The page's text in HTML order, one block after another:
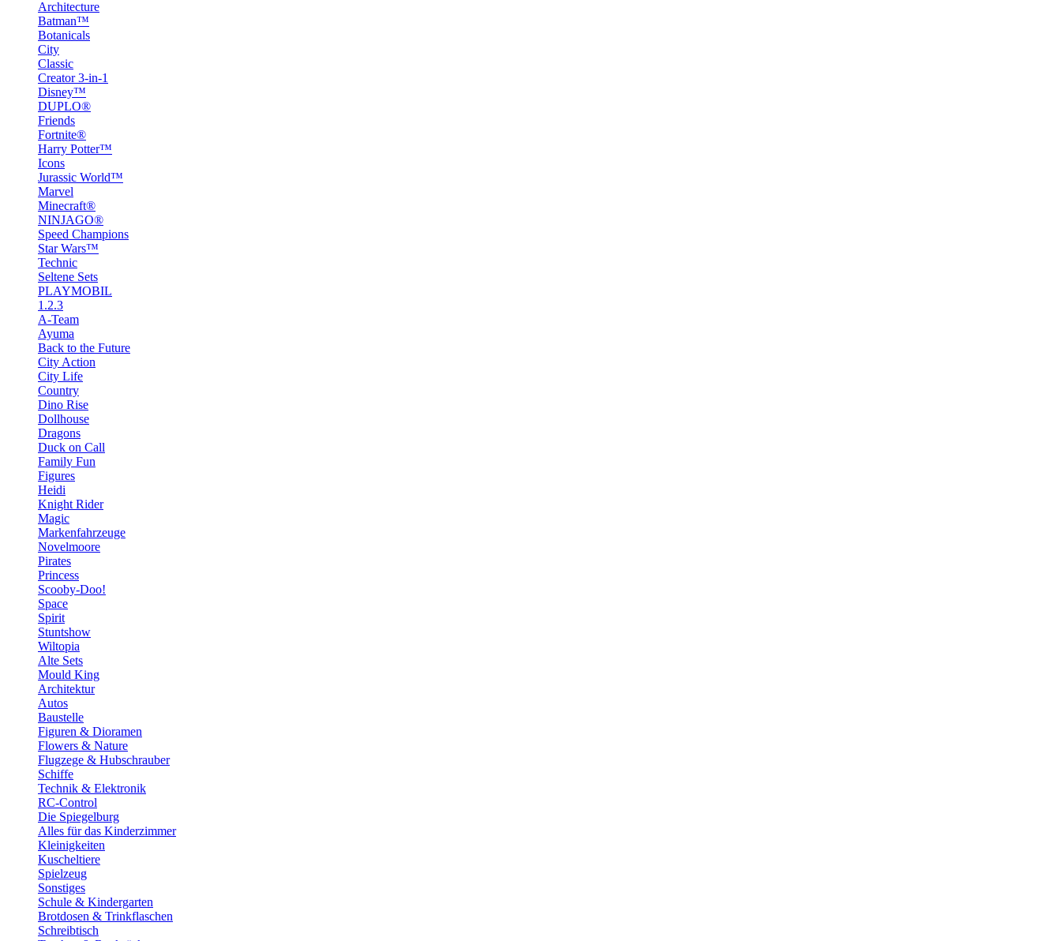
Architecture
Batman™
Botanicals
City
Classic
Creator 3-in-1
Disney™
DUPLO®
Friends
Fortnite®
Harry Potter™
Icons
Jurassic World™
Marvel
Minecraft®
NINJAGO®
Speed Champions
Star Wars™
Technic
Seltene Sets
PLAYMOBIL
1.2.3
A-Team
Ayuma
Back to the Future
City Action
City Life
Country
Dino Rise
Dollhouse
Dragons
Duck on Call
Family Fun
Figures
Heidi
Knight Rider
Magic
Markenfahrzeuge
Novelmoore
Pirates
Princess
Scooby-Doo!
Space
Spirit
Stuntshow
Wiltopia
Alte Sets
Mould King
Architektur
Autos
Baustelle
Figuren & Dioramen
Flowers & Nature
Flugzege & Hubschrauber
Schiffe
Technik & Elektronik
RC-Control
Die Spiegelburg
Alles für das Kinderzimmer
Kleinigkeiten
Kuscheltiere
Spielzeug
Sonstiges
Schule & Kindergarten
Brotdosen & Trinkflaschen
Schreibtisch